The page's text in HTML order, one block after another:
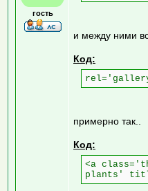
гость
и между ними
Код:
примерно так..
Код:
<a
plants'